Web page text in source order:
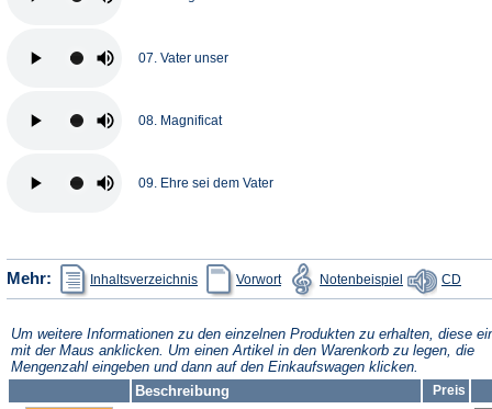
07. Vater unser
08. Magnificat
09. Ehre sei dem Vater
Mehr: Inhaltsverzeichnis
(Öffnet
in
einem
Tab)
Vorwort
(Öffnet
in
einem
Tab)
Notenbeispiel
(Öffnet
in
einem
Tab)
CDin
Tab)
Um weitere Informationen zu den einzelnen Produkten zu erhalten, diese
mit der Maus anklicken. Um einen Artikel in den Warenkorb zu legen, die
Mengenzahl eingeben und dann auf den Einkaufswagen klicken.
Beschreibung
Preis